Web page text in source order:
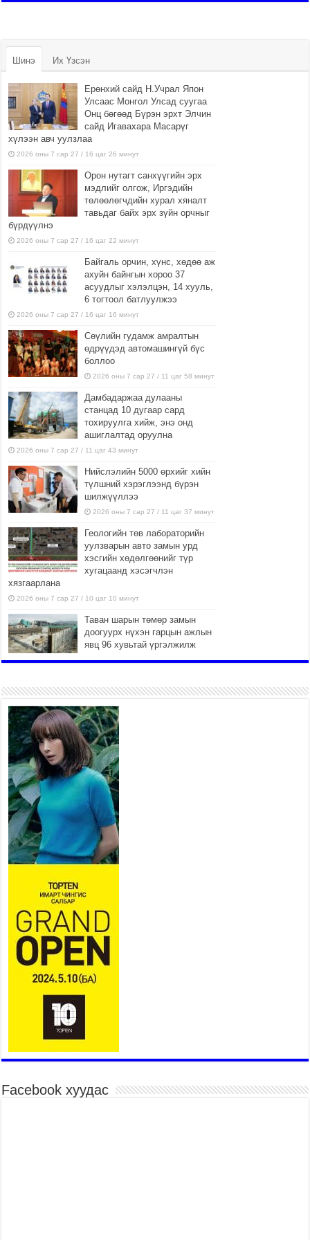
Шинэ Их Үзсэн
Ерөнхий сайд Н.Учрал Япон
Улсаас Монгол Улсад суугаа
Онц бөгөөд Бүрэн эрхт Элчин
сайд Игавахара Масарүг
хүлээн авч уулзлаа
2026 оны 7 сар 27 / 16 цаг 26 минут
Орон нутагт санхүүгийн эрх
мэдлийг олгож, Иргэдийн
төлөөлөгчдийн хурал хяналт
тавьдаг байх эрх зүйн орчныг
бүрдүүлнэ
2026 оны 7 сар 27 / 16 цаг 22 минут
Байгаль орчин, хүнс, хөдөө аж
ахуйн байнгын хороо 37
асуудлыг хэлэлцэн, 14 хууль,
6 тогтоол батлуулжээ
2026 оны 7 сар 27 / 16 цаг 16 минут
Сөүлийн гудамж амралтын
өдрүүдэд автомашингүй бүс
боллоо
2026 оны 7 сар 27 / 11 цаг 58 минут
Дамбадаржаа дулааны
станцад 10 дугаар сард
тохируулга хийж, энэ онд
ашиглалтад оруулна
2026 оны 7 сар 27 / 11 цаг 43 минут
Нийслэлийн 5000 өрхийг хийн
түлшний хэрэглээнд бүрэн
шилжүүллээ
2026 оны 7 сар 27 / 11 цаг 37 минут
Геологийн төв лабораторийн
уулзварын авто замын урд
хэсгийн хөдөлгөөнийг түр
хугацаанд хэсэгчлэн
хязгаарлана
2026 оны 7 сар 27 / 10 цаг 10 минут
Таван шарын төмөр замын
доогуурх нүхэн гарцын ажлын
явц 96 хувьтай үргэлжилж
Нийслэлийн харьяа амаржих
газруудыг “Эх, хүүхдийн төв”
болгон өргөтгөнө
2026 оны 7 сар 27 / 9 цаг 58 минут
ТӨВ АЙМАГТ ӨВЛИЙН
БЭЛТГЭЛ АЖИЛ 80 ХУВЬТАЙ
ҮРГЭЛЖИЛЖ БАЙНА
2026 оны 7 сар 27 / 9 цаг 51 минут
“Хөдөө аж ахуй, хөдөөгийн
хөгжил төслийн 2 дахь шат”
төслийн хүрээнд 4 банктай
дамжуулан зээлдүүлэх гэрээ
байгууллаа
2026 оны 7 сар 27 / 9 цаг 40 минут
УИХ-ын гишүүн С.Зулпхар: Иргэдийн санал
хууль тогтоох үйл ажиллагааны чухал үндэс
2026 оны 7 сар 27 / 9 цаг 19 минут
Ерөнхий хяналтын хоёр удаагийн сонсголд 345
хүн оролцжээ
2026 оны 7 сар 27 / 9 цаг 13 минут
Хянан шалгах түр хорооны нотлох баримттай
нээлттэй танилцах боломжтой боллоо.
2026 оны 7 сар 23 / 15 цаг 58 минут
Дүүжин замын тээвэр энэ оны 12 дугаар сард
ашиглалтад бүрэн орно
Агаарын бохирдлыг бууруулах бодлогын
Facebook хуудас